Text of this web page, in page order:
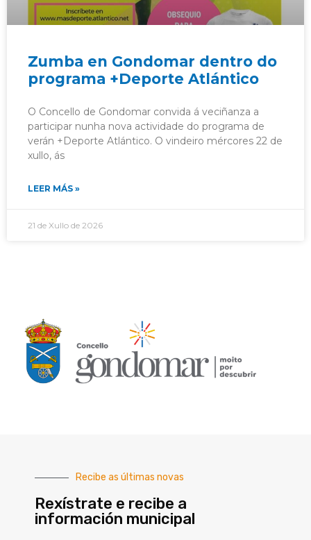
Zumba en Gondomar dentro do
programa +Deporte Atlántico
O Concello de Gondomar convida á veciñanza a
participar nunha nova actividade do programa de
verán +Deporte Atlántico. O vindeiro mércores 22 de
xullo, ás
LEER MÁS »
21 de Xullo de 2026
Recibe as últimas novas
Rexístrate e recibe a
información municipal